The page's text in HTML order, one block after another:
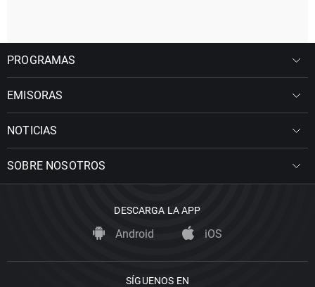
PROGRAMAS
EMISORAS
NOTICIAS
SOBRE NOSOTROS
DESCARGA LA APP
Android iOS
SÍGUENOS EN